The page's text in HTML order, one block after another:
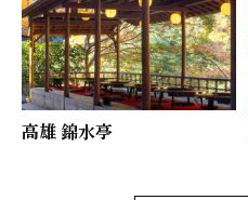
高雄 錦水亭